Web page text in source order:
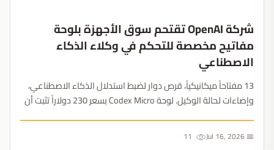
شركة OpenAI تقتحم سوق الأجهزة بلوحة
مفاتيح مخصصة للتحكم في وكلاء الذكاء
الاصطناعي
13 مفتاحاً ميكانيكياً، قرص دوار لضبط استدلال الذكاء الاصطناعي،
وإضاءات لحالة الوكيل. لوحة Codex Micro بسعر 230 دولاراً تثبت أن
📅 Jul 16, 2026